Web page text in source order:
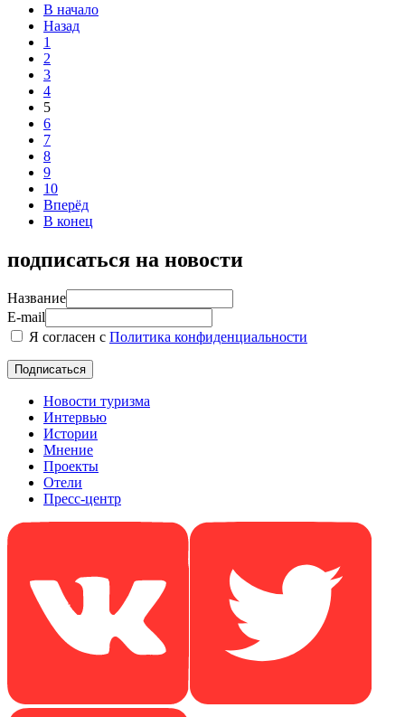
В начало
Назад
1
2
3
4
5
6
7
8
9
10
Вперёд
В конец
подписаться на новости
Название
E-mail
Я согласен с Политика конфиденциальности
Новости туризма
Интервью
Истории
Мнение
Проекты
Отели
Пресс-центр